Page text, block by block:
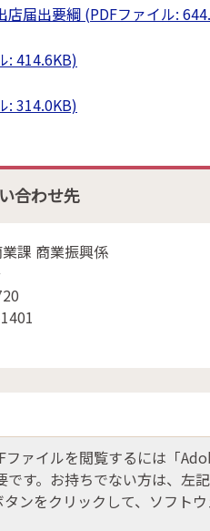
届出要綱 (PDFファイル:
: 414.6KB)
: 314.0KB)
合わせ先
課 商業振興係
ファイルを閲覧するには「
です。お持ちでない方は、左
ンをクリックして、ソフト